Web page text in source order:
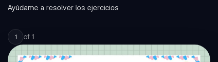
Ayúdame a resolver los ejercicios
1 of 1